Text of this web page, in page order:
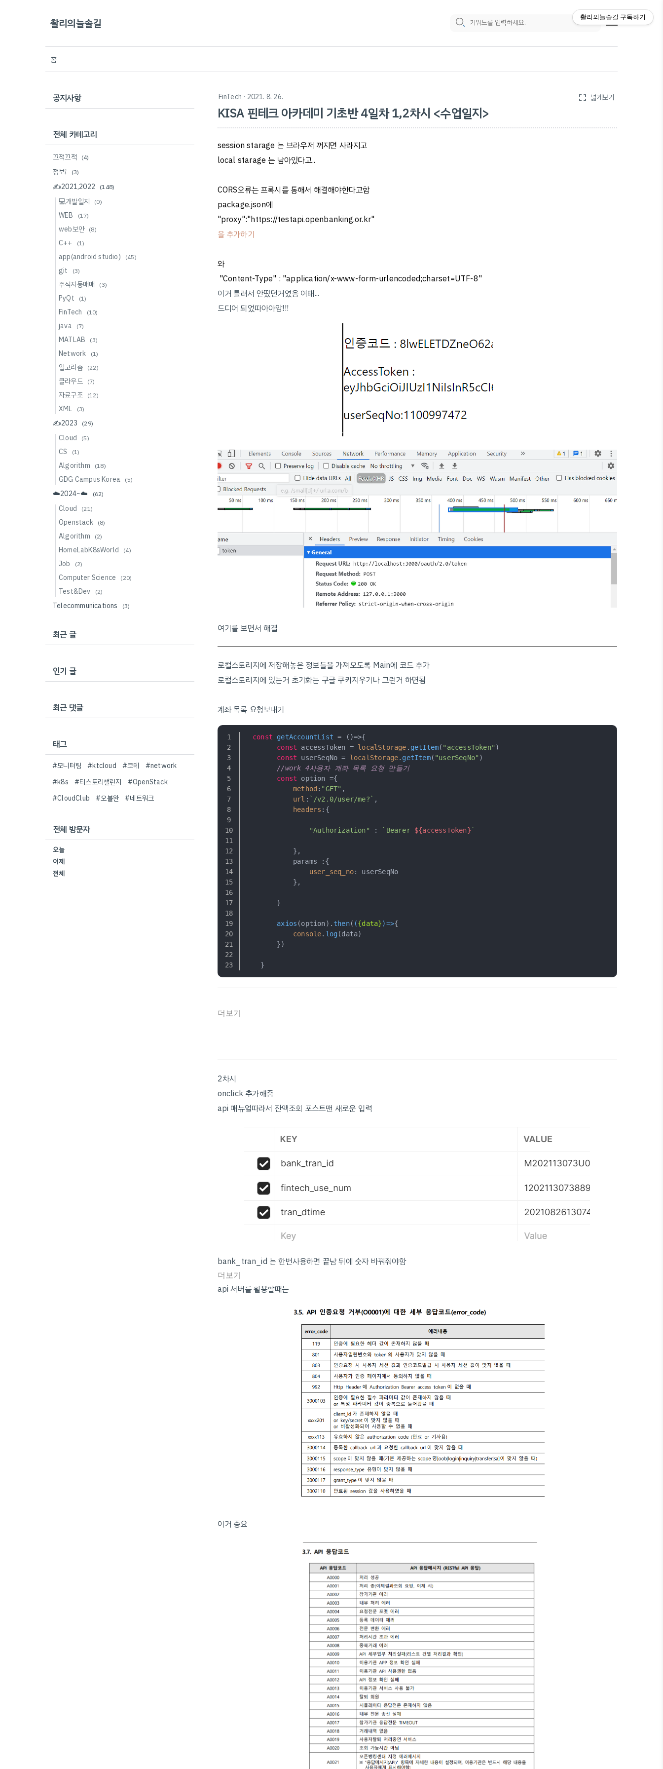
촬리의늘솔길
홈
FinTech · 2021. 8. 26. fullscreen 넓게보기
KISA 핀테크 아카데미 기초반 4일차 1,2차시 <수업일지>
session starage 는 브라우저 꺼지면 사라지고
local starage 는 남아있다고..
CORS오류는 프록시를 통해서 해결해야한다고함
package.json에
"proxy":"https://testapi.openbanking.or.kr"
을 추가하기
와
"Content-Type" : "application/x-www-form-urlencoded;charset=UTF-8"
이거 틀려서 안떴던거였음 여태...
드디어 되었따아아앙!!!
여기를 보면서 해결
로컬스토리지에 저장해놓은 정보들을 가져오도록 Main에 코드 추가
로컬스토리지에 있는거 초기화는 구글 쿠키지우기나 그런거 하면됨
계좌 목록 요청보내기
const getAccountList = ( )=>{
const accessToken = localStorage . getItem( "accessToken" )
const userSeqNo = localStorage. getItem( "userSeqNo" )
//work 4사용자 계좌 목록 요청 만들기
const option ={
method : "GET" ,
url : `/v2.0/user/me?` ,
headers :{
"Authorization" : `Bearer ${accessToken} `
            },
            params :{
user_seq_no: userSeqNo
            },
        }
axios (option). then( ({data})=>{
console. log (data)
        })
    }
더보기
2차시
onclick 추가해줌
api 매뉴얼따라서 잔액조회 포스트맨 새로운 입력
bank_tran_id 는 한번사용하면 끝남 뒤에 숫자 바꿔줘야함
더보기
api 서버를 활용할때는
이거 중요
공지사항
전체 카테고리
끄적끄적 (4)
정보❕ (3)
✍2021,2022 (148)
💻개발일지 (0)
WEB (17)
web보안 (8)
C++ (1)
app(android studio) (45)
git (3)
주식자동매매 (3)
PyQt (1)
FinTech (10)
java (7)
MATLAB (3)
Network (1)
알고리즘 (22)
클라우드 (7)
자료구조 (12)
XML (3)
✍️2023 (29)
Cloud (5)
CS (1)
Algorithm (18)
GDG Campus Korea (5)
☁️2024~☁️ (62)
Cloud (21)
Openstack (8)
Algorithm (2)
HomeLabK8sWorld (4)
Job (2)
Computer Science (20)
Test&Dev (2)
Telecommunications (3)
최근 글
인기 글
최근 댓글
태그
#모니터링 #ktcloud #코테
#network
#k8s
#티스토리챌린지
#OpenStack
#CloudClub
#오블완 #네트워크
전체 방문자
오늘
어제
전체
촬리의늘솔길 구독하기